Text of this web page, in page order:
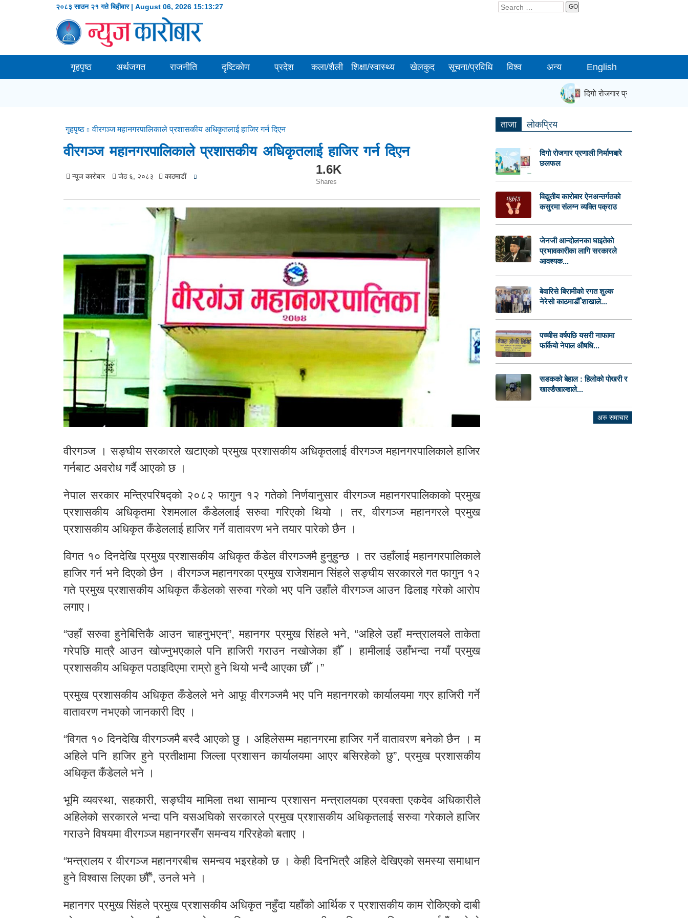
२०८३ साउन २१ गते बिहीवार | August 06, 2026 15:13:28 GO
गृहपृष्ठ अर्थजगत राजनीति दृष्टिकोण प्रदेश कला/शैली शिक्षा/स्वास्थ्य खेलकुद सूचना/प्रविधि विश्व अन्य English
दिगो रोजगार प्रणाली निर्माणबारे छलफल
गृहपृष्ठ वीरगञ्ज महानगरपालिकाले प्रशासकीय अधिकृतलाई हाजिर गर्न दिएन
वीरगञ्ज महानगरपालिकाले प्रशासकीय अधिकृतलाई हाजिर गर्न दिएन
न्यूज काराेबार जेठ ६, २०८३ काठमाडाैं 1.6K
Shares
वीरगञ्ज । सङ्घीय सरकारले खटाएको प्रमुख प्रशासकीय अधिकृतलाई वीरगञ्ज महानगरपालिकाले हाजिर
गर्नबाट अवरोध गर्दै आएको छ ।
नेपाल सरकार मन्त्रिपरिषद्को २०८२ फागुन १२ गतेको निर्णयानुसार वीरगञ्ज महानगरपालिकाको प्रमुख
प्रशासकीय अधिकृतमा रेशमलाल कँडेललाई सरुवा गरिएको थियो । तर, वीरगञ्ज महानगरले प्रमुख
प्रशासकीय अधिकृत कँडेललाई हाजिर गर्ने वातावरण भने तयार पारेको छैन ।
विगत १० दिनदेखि प्रमुख प्रशासकीय अधिकृत कँडेल वीरगञ्जमै हुनुहुन्छ । तर उहाँलाई महानगरपालिकाले
हाजिर गर्न भने दिएको छैन । वीरगञ्ज महानगरका प्रमुख राजेशमान सिंहले सङ्घीय सरकारले गत फागुन १२
गते प्रमुख प्रशासकीय अधिकृत कँडेलको सरुवा गरेको भए पनि उहाँले वीरगञ्ज आउन ढिलाइ गरेको आरोप
लगाए।
“उहाँ सरुवा हुनेबित्तिकै आउन चाहनुभएन्”, महानगर प्रमुख सिंहले भने, “अहिले उहाँ मन्त्रालयले ताकेता
गरेपछि मात्रै आउन खोज्नुभएकाले पनि हाजिरी गराउन नखोजेका हौँ । हामीलाई उहाँभन्दा नयाँ प्रमुख
प्रशासकीय अधिकृत पठाइदिएमा राम्रो हुने थियो भन्दै आएका छौँ ।”
प्रमुख प्रशासकीय अधिकृत कँडेलले भने आफू वीरगञ्जमै भए पनि महानगरको कार्यालयमा गएर हाजिरी गर्ने
वातावरण नभएको जानकारी दिए ।
“विगत १० दिनदेखि वीरगञ्जमै बस्दै आएको छु । अहिलेसम्म महानगरमा हाजिर गर्ने वातावरण बनेको छैन । म
अहिले पनि हाजिर हुने प्रतीक्षामा जिल्ला प्रशासन कार्यालयमा आएर बसिरहेको छु”, प्रमुख प्रशासकीय
अधिकृत कँडेलले भने ।
भूमि व्यवस्था, सहकारी, सङ्घीय मामिला तथा सामान्य प्रशासन मन्त्रालयका प्रवक्ता एकदेव अधिकारीले
अहिलेको सरकारले भन्दा पनि यसअघिको सरकारले प्रमुख प्रशासकीय अधिकृतलाई सरुवा गरेकाले हाजिर
गराउने विषयमा वीरगञ्ज महानगरसँग समन्वय गरिरहेको बताए ।
“मन्त्रालय र वीरगञ्ज महानगरबीच समन्वय भइरहेको छ । केही दिनभित्रै अहिले देखिएको समस्या समाधान
हुने विश्वास लिएका छौँ”, उनले भने ।
महानगर प्रमुख सिंहले प्रमुख प्रशासकीय अधिकृत नहुँदा यहाँको आर्थिक र प्रशासकीय काम रोकिएको दाबी
ताजा लाेकप्रिय
दिगो रोजगार प्रणाली निर्माणबारे
छलफल
विद्युतीय कारोबार ऐनअन्तर्गतको
कसुरमा संलग्न व्यक्ति पक्राउ
जेनजी आन्दोलनका घाइतेको
प्रभावकारीका लागि सरकारले
आवश्यक...
बेवारिसे बिरामीको रगत शुल्क
नेरेसो काठमाडौँ शाखाले...
पच्चीस वर्षपछि यसरी नाफामा
फर्कियो नेपाल औषधि...
सडकको बेहाल : हिलोको पोखरी र
खाल्डैखाल्डाले...
अरु समाचार